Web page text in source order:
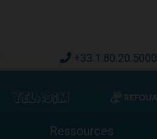
+33.1.80.20.5000
Ressources